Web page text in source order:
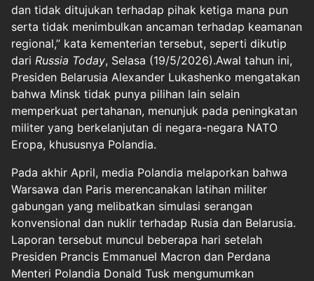
dan tidak ditujukan terhadap pihak ketiga mana pun
serta tidak menimbulkan ancaman terhadap keamanan
regional,” kata kementerian tersebut, seperti dikutip
dari Russia Today, Selasa (19/5/2026).Awal tahun ini,
Presiden Belarusia Alexander Lukashenko mengatakan
bahwa Minsk tidak punya pilihan lain selain
memperkuat pertahanan, menunjuk pada peningkatan
militer yang berkelanjutan di negara-negara NATO
Eropa, khususnya Polandia.
Pada akhir April, media Polandia melaporkan bahwa
Warsawa dan Paris merencanakan latihan militer
gabungan yang melibatkan simulasi serangan
konvensional dan nuklir terhadap Rusia dan Belarusia.
Laporan tersebut muncul beberapa hari setelah
Presiden Prancis Emmanuel Macron dan Perdana
Menteri Polandia Donald Tusk mengumumkan